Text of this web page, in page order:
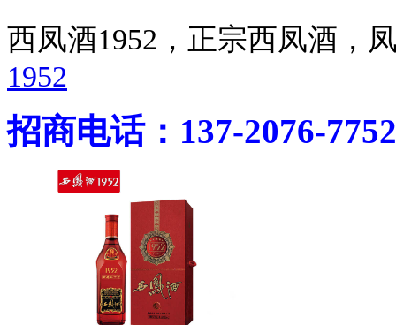
西凤酒1952，正宗西凤酒
1952
招商电话：137-2076-7752